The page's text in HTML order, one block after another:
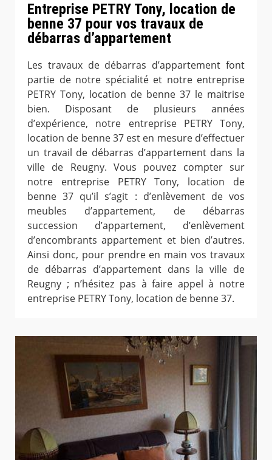
Entreprise PETRY Tony, location de
benne 37 pour vos travaux de
débarras d’appartement
Les travaux de débarras d’appartement font
partie de notre spécialité et notre entreprise
PETRY Tony, location de benne 37 le maitrise
bien. Disposant de plusieurs années
d’expérience, notre entreprise PETRY Tony,
location de benne 37 est en mesure d’effectuer
un travail de débarras d’appartement dans la
ville de Reugny. Vous pouvez compter sur
notre entreprise PETRY Tony, location de
benne 37 qu’il s’agit : d’enlèvement de vos
meubles d’appartement, de débarras
succession d’appartement, d’enlèvement
d’encombrants appartement et bien d’autres.
Ainsi donc, pour prendre en main vos travaux
de débarras d’appartement dans la ville de
Reugny ; n’hésitez pas à faire appel à notre
entreprise PETRY Tony, location de benne 37.